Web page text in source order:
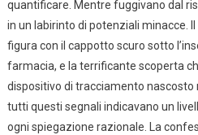
quantificare. Mentre fuggivano dal
in un labirinto di potenziali minacce. Il
figura con il cappotto scuro sotto
farmacia, e la terrificante scoperta
dispositivo di tracciamento nascosto
tutti questi segnali indicavano un
ogni spiegazione razionale. La